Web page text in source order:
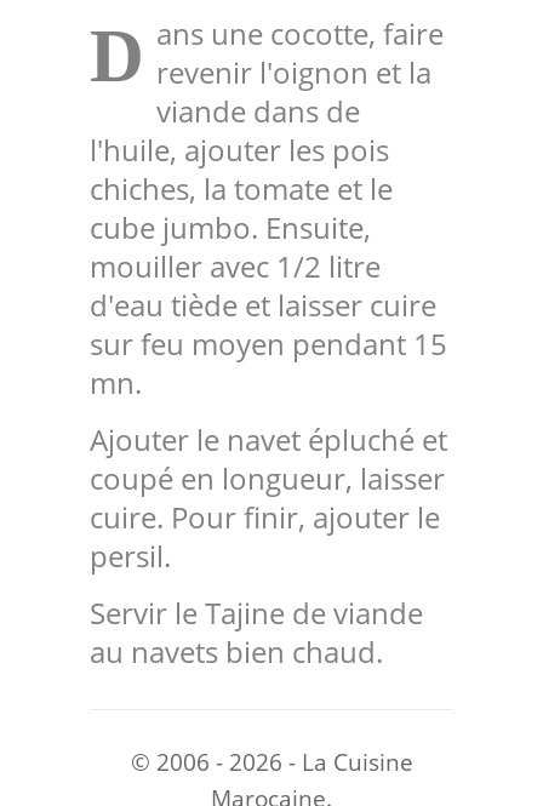
D ans une cocotte, faire
revenir l'oignon et la
viande dans de
l'huile, ajouter les pois
chiches, la tomate et le
cube jumbo. Ensuite,
mouiller avec 1/2 litre
d'eau tiède et laisser cuire
sur feu moyen pendant 15
mn.
Ajouter le navet épluché et
coupé en longueur, laisser
cuire. Pour finir, ajouter le
persil.
Servir le Tajine de viande
au navets bien chaud.
© 2006 - 2026 - La Cuisine
Marocaine.